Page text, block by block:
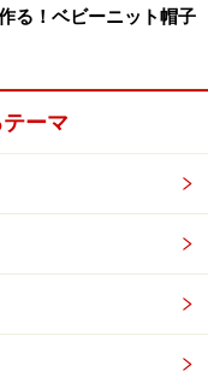
、足を接着剤などで
で4枚作り、それ
。
サミ上部の内側に
がり。
る！ベビーニット帽子
ーマ